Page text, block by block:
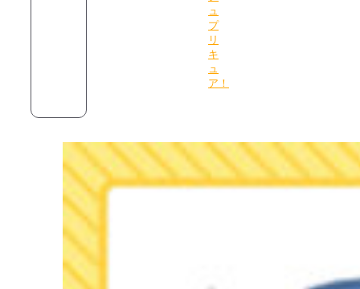
ュ
プ
リ
キ
ュ
ア！